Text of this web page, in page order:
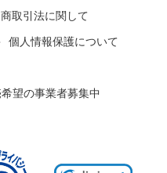
取引法に関して
個人情報保護について
望の事業者募集中